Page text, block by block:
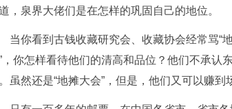
，泉界大佬们是在怎样的巩固自己的地位。
当你看到古钱收藏研究会、收藏协会经常骂“
，你怎样看待他们的清高和品位？他们不承认
虽然还是“地摊大会”，但是，他们又可以赚到